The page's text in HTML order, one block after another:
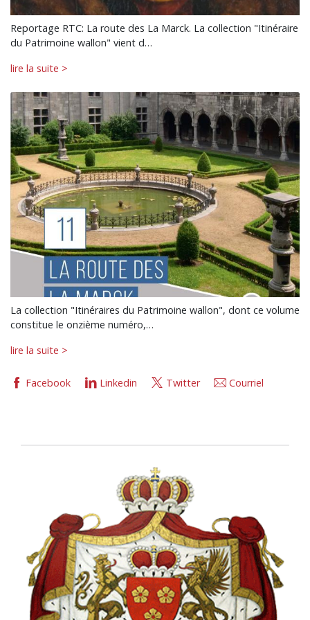
Reportage RTC: La route des La Marck. La collection "Itinéraire
du Patrimoine wallon" vient d…
lire la suite >
La collection "Itinéraires du Patrimoine wallon", dont ce volume
constitue le onzième numéro,…
lire la suite >
Facebook Linkedin Twitter Courriel